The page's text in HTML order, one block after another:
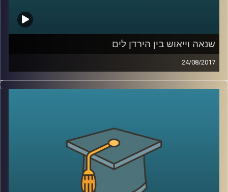
שנאה וייאוש בין הירדן לים
24/08/2017
מעבר להבטחות היסטוריות, לאמונה בצדקת
מעורב בעיקר רגש והרבה מאוד רגש. פרופסור
עירן הלפרין בוחן את המציאות הכואבת של
חיינו דרך עולם הרגשות. מהם הרגשות
הדומיננטיים בסכסוך ומהם המשפיעים ביותר?
כיצד חברה מצליחה בכל זאת לשמור על שפיות